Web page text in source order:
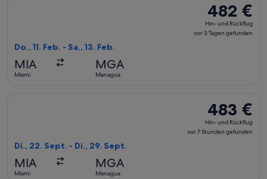
482 €
Hin-
und
482 €
Hin- und Rückflug
vor 3 Tagen gefunden
Do., 11. Feb. - Sa., 13. Feb.
MIA
Miami
MGA
Managua
483 €
Hin-
und
483 €
Hin- und Rückflug
vor 7 Stunden gefunden
Di., 22. Sept. - Di., 29. Sept.
MIA
Miami
MGA
Managua